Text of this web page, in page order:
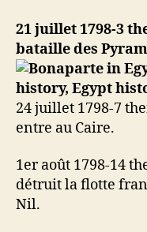
21 juillet 1798-3
bataille des
24 juillet 1798-7
entre au Caire.
1er août 1798-14
détruit la flotte
Nil.